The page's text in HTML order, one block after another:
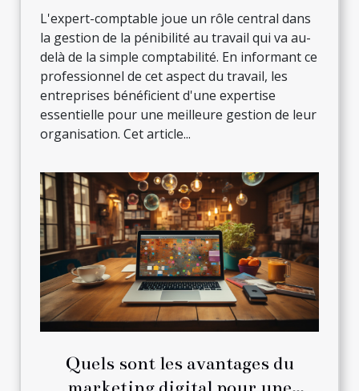
L'expert-comptable joue un rôle central dans
la gestion de la pénibilité au travail qui va au-
delà de la simple comptabilité. En informant ce
professionnel de cet aspect du travail, les
entreprises bénéficient d'une expertise
essentielle pour une meilleure gestion de leur
organisation. Cet article...
Quels sont les avantages du